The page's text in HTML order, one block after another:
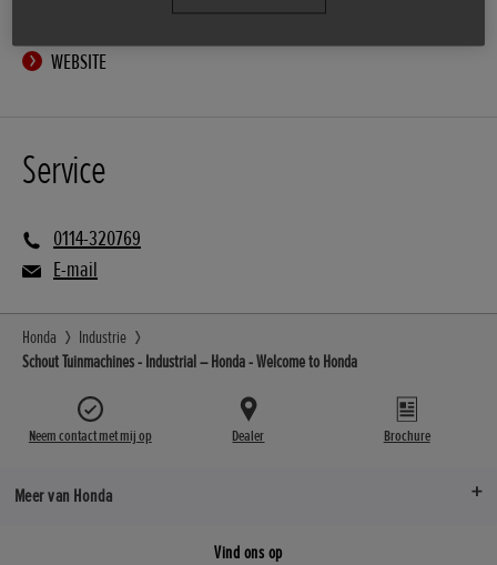
WEBSITE
Service
0114-320769
E-mail
Honda
Industrie
Schout Tuinmachines - Industrial – Honda - Welcome to Honda
Neem contact met mij op Dealer Brochure
Meer van Honda
Vind ons op